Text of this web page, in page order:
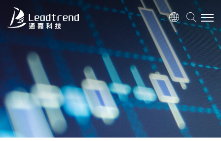
关于我们
产品
应用
质量政策